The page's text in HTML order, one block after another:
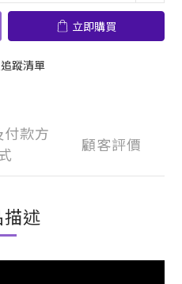
立即購買
蹤清單
款方
顧客評價
述